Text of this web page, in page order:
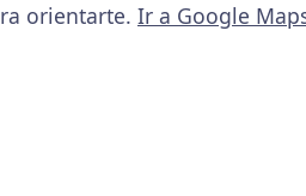
orientarte. Ir a Google